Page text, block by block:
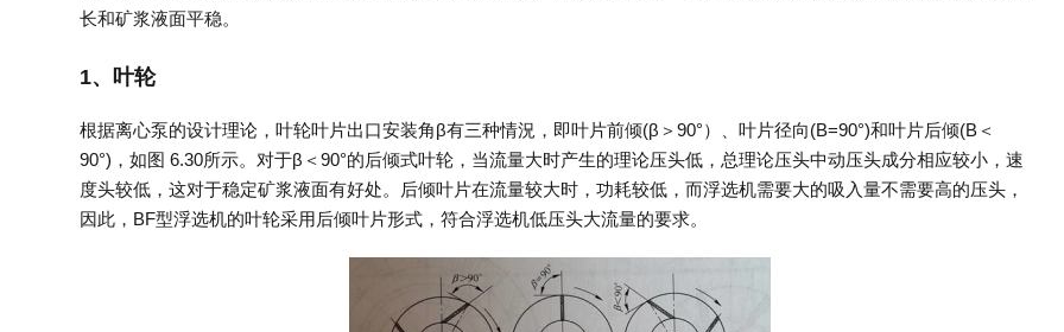
长和矿浆液面平稳。
1、叶轮
根据离心泵的设计理论，叶轮叶片出口安装角β有三种情況，即叶片前倾(β＞90°）、叶片径向(B=90°)和叶片后倾(B＜
90°)，如图 6.30所示。对于β＜90°的后倾式叶轮，当流量大时产生的理论压头低，总理论压头中动压头成分相应较小，速
度头较低，这对于稳定矿浆液面有好处。后倾叶片在流量较大时，功耗较低，而浮选机需要大的吸入量不需要高的压头，
因此，BF型浮选机的叶轮采用后倾叶片形式，符合浮选机低压头大流量的要求。